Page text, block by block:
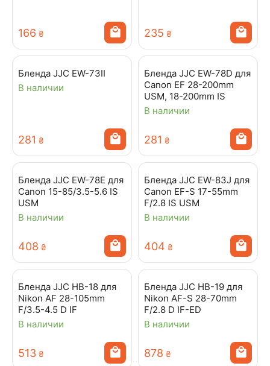
‍166‍ ₴ ‍235‍ ₴
Бленда JJC EW-73II
В наличии
‍281‍ ₴
Бленда JJC EW-78D для
Canon EF 28-200mm
USM, 18-200mm IS
В наличии
‍281‍ ₴
Бленда JJC EW-78E для
Canon 15-85/3.5-5.6 IS
USM
В наличии
‍408‍ ₴
Бленда JJC EW-83J для
Canon EF-S 17-55mm
F/2.8 IS USM
В наличии
‍404‍ ₴
Бленда JJC HB-18 для
Nikon AF 28-105mm
F/3.5-4.5 D IF
В наличии
‍513‍ ₴
Бленда JJC HB-19 для
Nikon AF-S 28-70mm
F/2.8 D IF-ED
В наличии
‍878‍ ₴